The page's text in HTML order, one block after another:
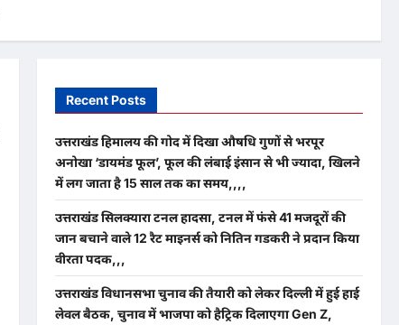
Recent Posts
उत्तराखंड हिमालय की गोद में दिखा औषधि गुणों से भरपूर
अनोखा ‘डायमंड फूल’, फूल की लंबाई इंसान से भी ज्यादा, खिलने
में लग जाता है 15 साल तक का समय,,,,
उत्तराखंड सिलक्यारा टनल हादसा, टनल में फंसे 41 मजदूरों की
जान बचाने वाले 12 रैट माइनर्स को नितिन गडकरी ने प्रदान किया
वीरता पदक,,,
उत्तराखंड विधानसभा चुनाव की तैयारी को लेकर दिल्ली में हुई हाई
लेवल बैठक, चुनाव में भाजपा को हैट्रिक दिलाएगा Gen Z,